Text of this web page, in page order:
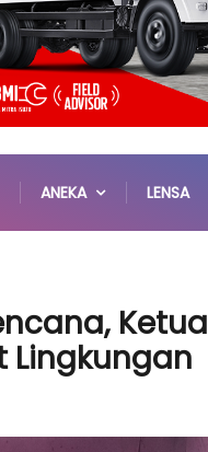
ANEKA LENSA
Ketua
Lingkungan